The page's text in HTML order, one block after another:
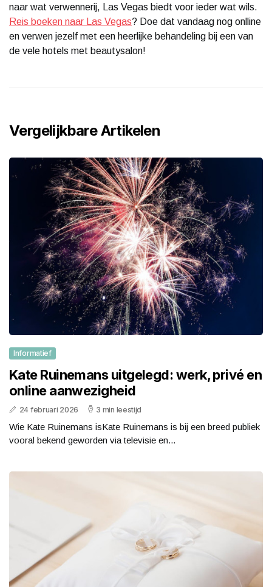
naar wat verwennerij, Las Vegas biedt voor ieder wat wils.
Reis boeken naar Las Vegas? Doe dat vandaag nog onlline
en verwen jezelf met een heerlijke behandeling bij een van
de vele hotels met beautysalon!
Vergelijkbare Artikelen
Informatief
Kate Ruinemans uitgelegd: werk, privé en
online aanwezigheid
24 februari 2026 3 min leestijd
Wie Kate Ruinemans isKate Ruinemans is bij een breed publiek
vooral bekend geworden via televisie en...